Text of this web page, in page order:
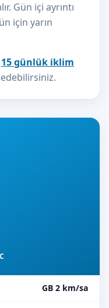
GB 2 km/sa
Gün içi ayrıntı
için yarın
15 günlük iklim